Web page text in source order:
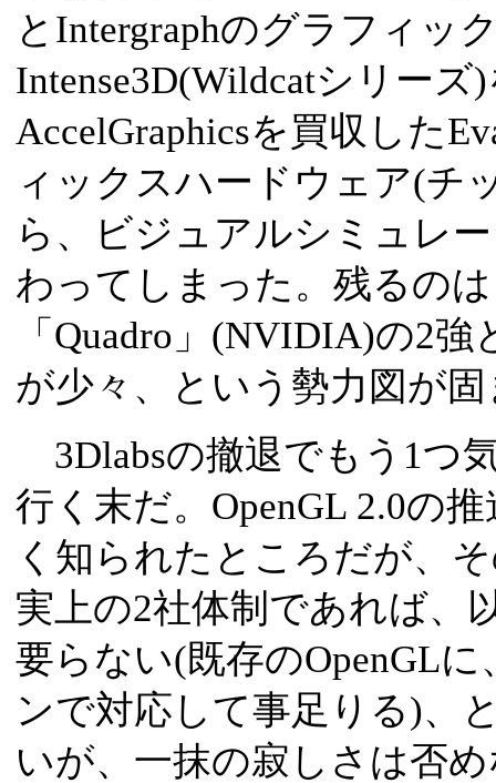
とIntergraphのグラフィッ
Intense3D(Wildcatシリー
AccelGraphicsを買収した
ィックスハードウェア(チ
ら、ビジュアルシミュレ
わってしまった。残るの
「Quadro」(NVIDIA)の2
が少々、という勢力図が
3Dlabsの撤退でもう1つ
行く末だ。OpenGL 2.0の
く知られたところだが、
実上の2社体制であれば、
要らない(既存のOpenGL
ンで対応して事足りる)、
いが、一抹の寂しさは否